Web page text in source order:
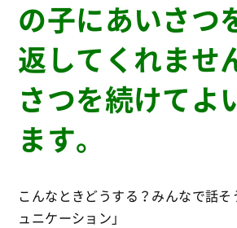
の子にあいさつ
返してくれませ
さつを続けてよ
ます。
こんなときどうする？みんなで話そ
ュニケーション」